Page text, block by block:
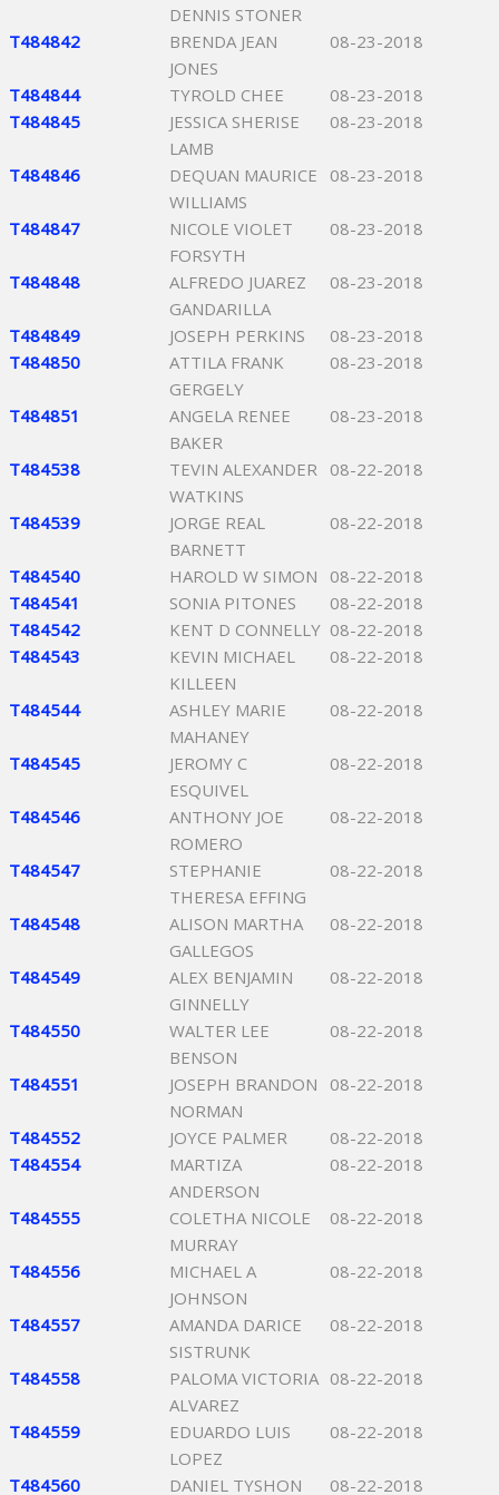
DENNIS STONER
T484842
BRENDA JEAN
JONES
08-23-2018
T484844 TYROLD CHEE
08-23-2018
T484845
JESSICA SHERISE
LAMB
08-23-2018
T484846
DEQUAN MAURICE
WILLIAMS
08-23-2018
T484847
NICOLE VIOLET
FORSYTH
08-23-2018
T484848
ALFREDO JUAREZ
GANDARILLA
08-23-2018
T484849 JOSEPH PERKINS
08-23-2018
T484850
ATTILA FRANK
GERGELY
08-23-2018
T484851
ANGELA RENEE
BAKER
08-23-2018
T484538
TEVIN ALEXANDER
WATKINS
08-22-2018
T484539
JORGE REAL
BARNETT
08-22-2018
T484540 HAROLD W SIMON
08-22-2018
T484541
SONIA PITONES
08-22-2018
T484542
KENT D CONNELLY 08-22-2018
T484543
KEVIN MICHAEL
KILLEEN
08-22-2018
T484544
ASHLEY MARIE
MAHANEY
08-22-2018
T484545
JEROMY C
ESQUIVEL
08-22-2018
T484546
ANTHONY JOE
ROMERO
08-22-2018
T484547
STEPHANIE
THERESA EFFING
08-22-2018
T484548
ALISON MARTHA
GALLEGOS
08-22-2018
T484549
ALEX BENJAMIN
GINNELLY
08-22-2018
T484550
WALTER LEE
BENSON
08-22-2018
T484551
JOSEPH BRANDON
NORMAN
08-22-2018
T484552 JOYCE PALMER
08-22-2018
T484554
MARTIZA
ANDERSON
08-22-2018
T484555
COLETHA NICOLE
MURRAY
08-22-2018
T484556
MICHAEL A
JOHNSON
08-22-2018
T484557
AMANDA DARICE
SISTRUNK
08-22-2018
T484558
PALOMA VICTORIA
ALVAREZ
08-22-2018
T484559
EDUARDO LUIS
LOPEZ
08-22-2018
T484560 DANIEL TYSHON 08-22-2018